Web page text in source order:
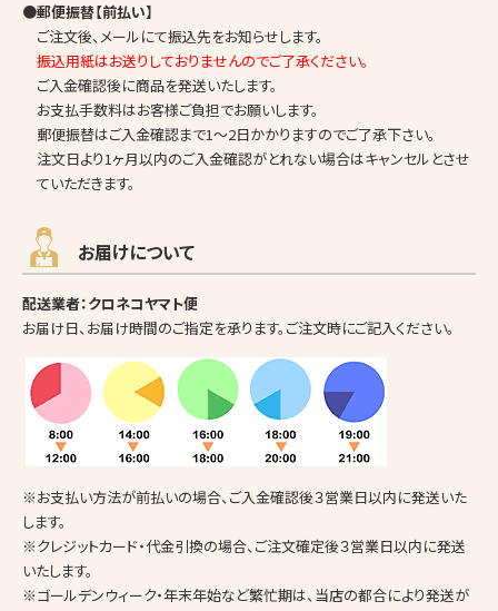
●郵便振替【前払い】
ご注文後、メールにて振込先をお知らせします。
振込用紙はお送りしておりませんのでご了承ください。
ご入金確認後に商品を発送いたします。
お支払手数料はお客様ご負担でお願いします。
郵便振替はご入金確認まで1～2日かかりますのでご了承下さい。
注文日より1ヶ月以内のご入金確認がとれない場合はキャンセルとさせ
ていただきます。
お届けについて
配送業者：クロネコヤマト便
お届け日、お届け時間のご指定を承ります。ご注文時にご記入ください。
※お支払い方法が前払いの場合、ご入金確認後３営業日以内に発送いた
します。
※クレジットカード・代金引換の場合、ご注文確定後３営業日以内に発送
いたします。
※ゴールデンウィーク・年末年始など繁忙期は、当店の都合により発送が